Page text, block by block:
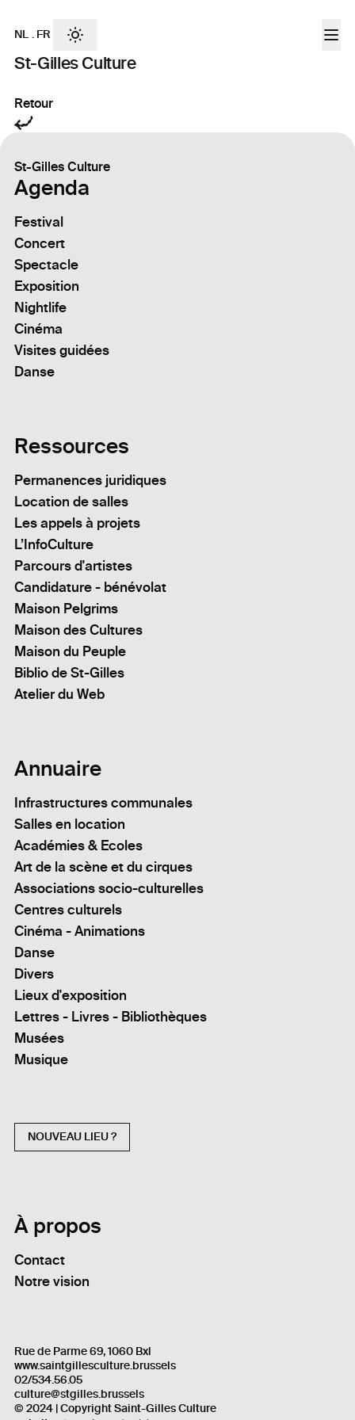
St-Gilles Culture
NL . FR
Retour
St-Gilles Culture
Agenda
Festival
Concert
Spectacle
Exposition
Nightlife
Cinéma
Visites guidées
Danse
Ressources
Permanences juridiques
Location de salles
Les appels à projets
L’InfoCulture
Parcours d'artistes
Candidature - bénévolat
Maison Pelgrims
Maison des Cultures
Maison du Peuple
Biblio de St-Gilles
Atelier du Web
Annuaire
Infrastructures communales
Salles en location
Académies & Ecoles
Art de la scène et du cirques
Associations socio-culturelles
Centres culturels
Cinéma - Animations
Danse
Divers
Lieux d'exposition
Lettres - Livres - Bibliothèques
Musées
Musique
NOUVEAU LIEU ?
À propos
Contact
Notre vision
Rue de Parme 69, 1060 Bxl
www.saintgillesculture.brussels
02/534.56.05
culture@stgilles.brussels
© 2024 | Copyright Saint-Gilles Culture